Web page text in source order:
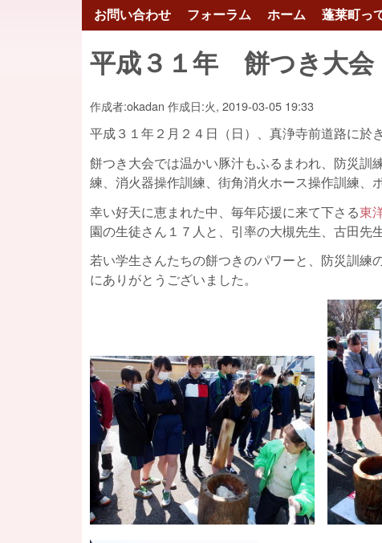
メインメニュー
お問い合わせ フォーラム ホーム 蓬莱町っ
平成３１年 餅つき大会
作成者:okadan 作成日:火, 2019-03-05 19:33
平成３１年２月２４日（日）、真浄寺前道路に於
餅つき大会では温かい豚汁もふるまわれ、防災
練、消火器操作訓練、街角消火ホース操作訓練、
幸い好天に恵まれた中、毎年応援に来て下さる東
園の生徒さん１７人と、引率の大槻先生、古田先
若い学生さんたちの餅つきのパワーと、防災訓
にありがとうございました。